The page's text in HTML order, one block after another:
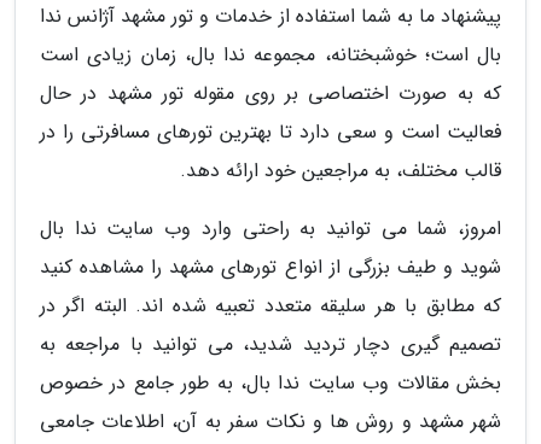
پیشنهاد ما به شما استفاده از خدمات و تور مشهد آژانس ندا
بال است؛ خوشبختانه، مجموعه ندا بال، زمان زیادی است
که به صورت اختصاصی بر روی مقوله تور مشهد در حال
فعالیت است و سعی دارد تا بهترین تورهای مسافرتی را در
قالب مختلف، به مراجعین خود ارائه دهد.
امروز، شما می توانید به راحتی وارد وب سایت ندا بال
شوید و طیف بزرگی از انواع تورهای مشهد را مشاهده کنید
که مطابق با هر سلیقه متعدد تعبیه شده اند. البته اگر در
تصمیم گیری دچار تردید شدید، می توانید با مراجعه به
بخش مقالات وب سایت ندا بال، به طور جامع در خصوص
شهر مشهد و روش ها و نکات سفر به آن، اطلاعات جامعی